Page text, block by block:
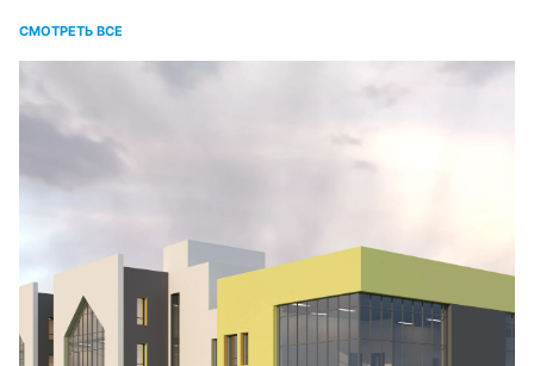
СМОТРЕТЬ ВСЕ